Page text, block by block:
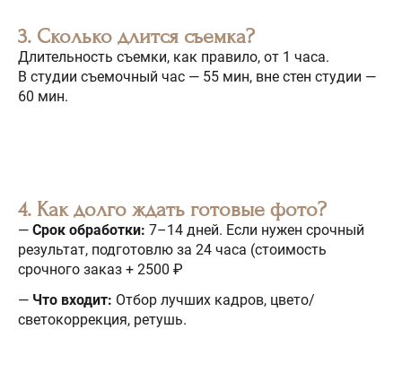
3. Сколько длится съемка?
Длительность съемки, как правило, от 1 часа.
В студии съемочный час — 55 мин, вне стен студии —
60 мин.
4. Как долго ждать готовые фото?
— Срок обработки: 7–14 дней. Если нужен срочный
результат, подготовлю за 24 часа (стоимость
срочного заказ + 2500 ₽
— Что входит: Отбор лучших кадров, цвето/
светокоррекция, ретушь.